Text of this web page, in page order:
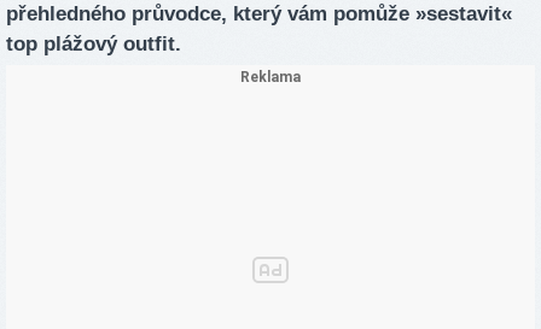
přehledného průvodce, který vám pomůže »sestavit«
top plážový outfit.